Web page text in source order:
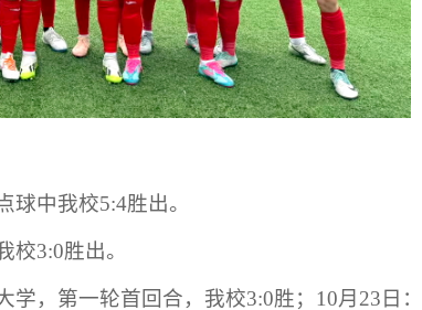
球中我校5:4胜出。
校3:0胜出。
学，第一轮首回合，我校3:0胜；10月23日